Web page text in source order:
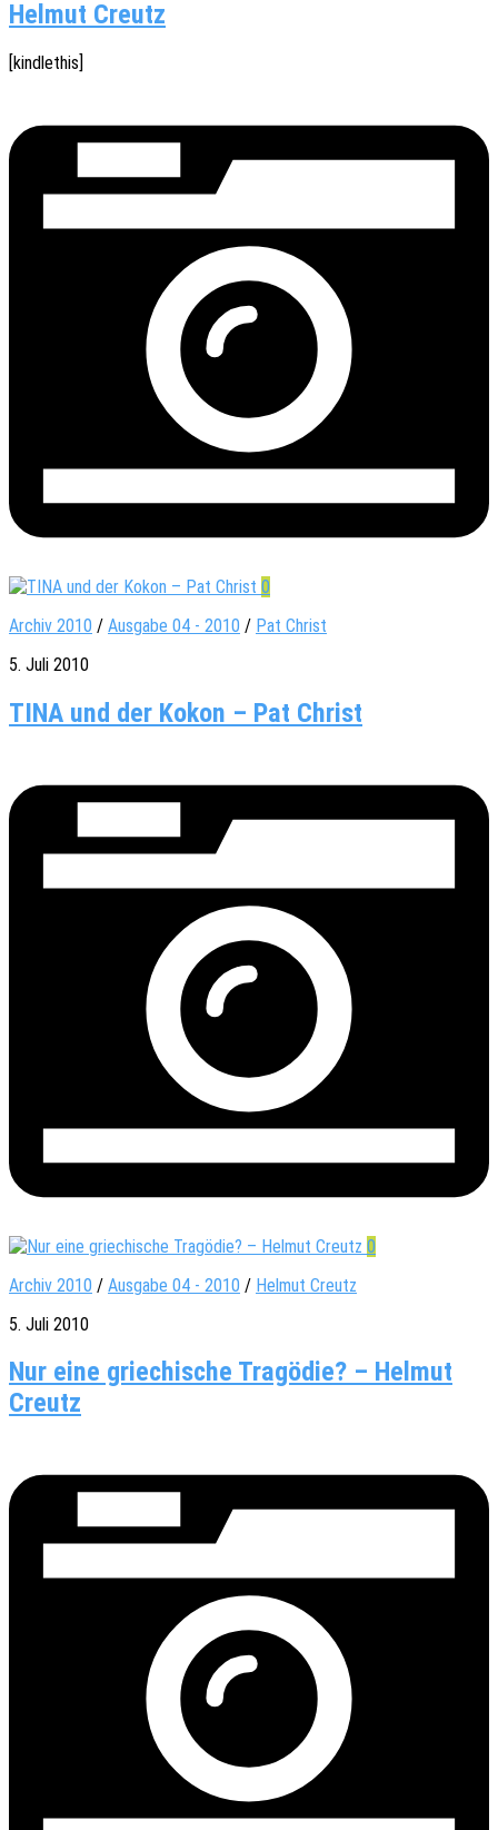
Helmut Creutz
[kindle­this]
0
Archiv 2010 / Ausgabe 04 - 2010 / Pat Christ
5. Juli 2010
TINA und der Kokon – Pat Christ
0
Archiv 2010 / Ausgabe 04 - 2010 / Helmut Creutz
5. Juli 2010
Nur eine griechische Tragödie? – Helmut
Creutz